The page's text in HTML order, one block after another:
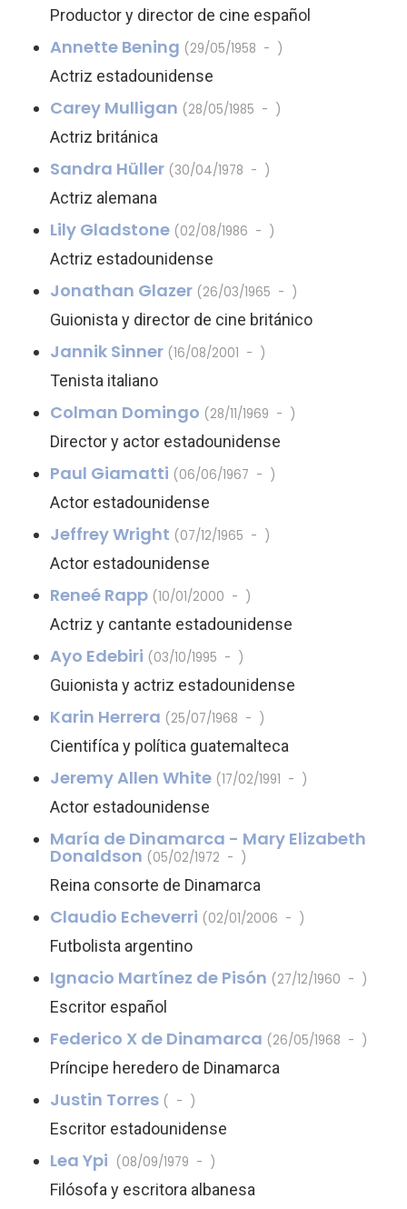
Productor y director de cine español
Annette Bening (29/05/1958 - )
Actriz estadounidense
Carey Mulligan (28/05/1985 - )
Actriz británica
Sandra Hüller (30/04/1978 - )
Actriz alemana
Lily Gladstone (02/08/1986 - )
Actriz estadounidense
Jonathan Glazer (26/03/1965 - )
Guionista y director de cine británico
Jannik Sinner (16/08/2001 - )
Tenista italiano
Colman Domingo (28/11/1969 - )
Director y actor estadounidense
Paul Giamatti (06/06/1967 - )
Actor estadounidense
Jeffrey Wright (07/12/1965 - )
Actor estadounidense
Reneé Rapp (10/01/2000 - )
Actriz y cantante estadounidense
Ayo Edebiri (03/10/1995 - )
Guionista y actriz estadounidense
Karin Herrera (25/07/1968 - )
Cientifíca y política guatemalteca
Jeremy Allen White (17/02/1991 - )
Actor estadounidense
María de Dinamarca - Mary Elizabeth
Donaldson (05/02/1972 - )
Reina consorte de Dinamarca
Claudio Echeverri (02/01/2006 - )
Futbolista argentino
Ignacio Martínez de Pisón (27/12/1960 - )
Escritor español
Federico X de Dinamarca (26/05/1968 - )
Príncipe heredero de Dinamarca
Justin Torres ( - )
Escritor estadounidense
Lea Ypi (08/09/1979 - )
Filósofa y escritora albanesa